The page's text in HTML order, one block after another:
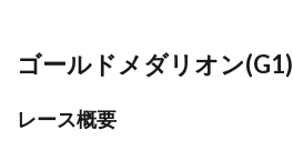
ゴールドメダリオン(G1)
レース概要